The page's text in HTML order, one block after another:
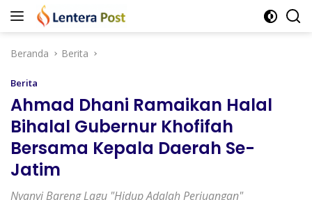
Langsung
Beranda
Berita
Berita
Ahmad Dhani Ramaikan Halal
Bihalal Gubernur Khofifah
Bersama Kepala Daerah Se-
Jatim
Nyanyi Bareng Lagu "Hidup Adalah Perjuangan"